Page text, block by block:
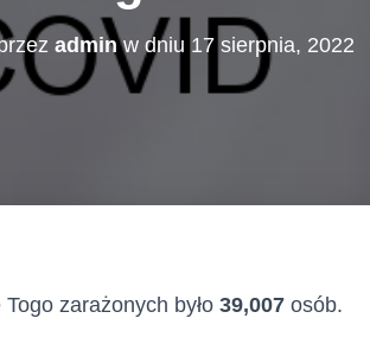
adminw dniu 17 sierpnia, 2022
zarażonych było 39,007 osób.